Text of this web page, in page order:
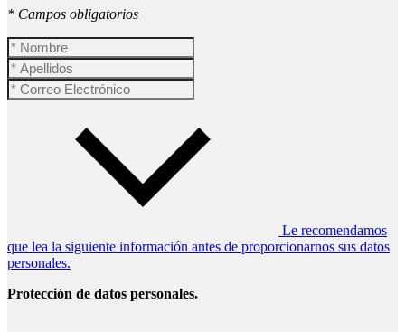
* Campos obligatorios
Le recomendamos
que lea la siguiente información antes de proporcionarnos sus datos
personales.
Protección de datos personales.